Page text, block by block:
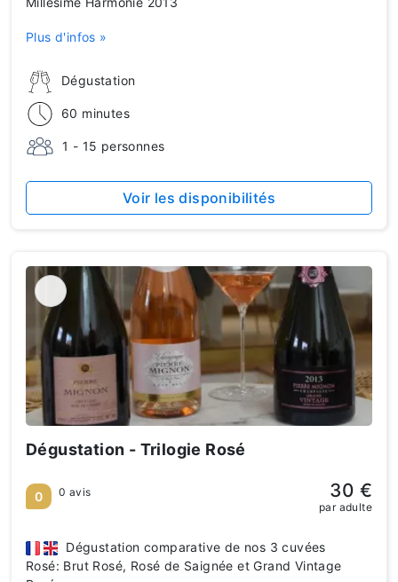
Dégustation
60 minutes
1 - 15 personnes
Plus d'infos »
Voir les disponibilités
Dégustation - Trilogie Rosé
Dégustation comparative de nos 3 cuvées
Rosé: Brut Rosé, Rosé de Saignée et Grand Vintage
0 0 avis 30 €
par adulte